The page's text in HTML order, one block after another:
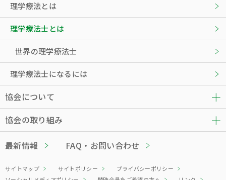
理学療法とは
理学療法士とは
世界の理学療法士
理学療法士になるには
協会について
協会の取り組み
最新情報 FAQ・お問い合わせ
サイトマップ サイトポリシー
プライバシーポリシー